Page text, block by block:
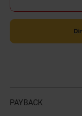
PAYBACK